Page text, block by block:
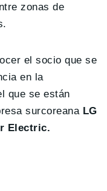
zonas de
el socio que se
en la
que se están
surcoreana LG
Electric.